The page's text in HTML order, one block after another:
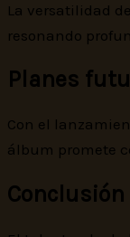
La versatilidad
resonando
Planes
Con el
álbum promete
Conclusión